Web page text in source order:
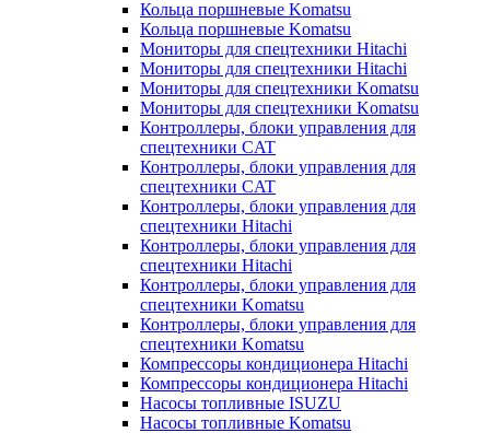
Кольца поршневые Komatsu
Кольца поршневые Komatsu
Мониторы для спецтехники Hitachi
Мониторы для спецтехники Hitachi
Мониторы для спецтехники Komatsu
Мониторы для спецтехники Komatsu
Контроллеры, блоки управления для
спецтехники CAT
Контроллеры, блоки управления для
спецтехники CAT
Контроллеры, блоки управления для
спецтехники Hitachi
Контроллеры, блоки управления для
спецтехники Hitachi
Контроллеры, блоки управления для
спецтехники Komatsu
Контроллеры, блоки управления для
спецтехники Komatsu
Компрессоры кондиционера Hitachi
Компрессоры кондиционера Hitachi
Насосы топливные ISUZU
Насосы топливные Komatsu